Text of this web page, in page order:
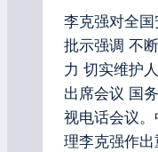
李克强对全
批示强调 不
力 切实维护
出席会议 国
视电话会议
理李克强作